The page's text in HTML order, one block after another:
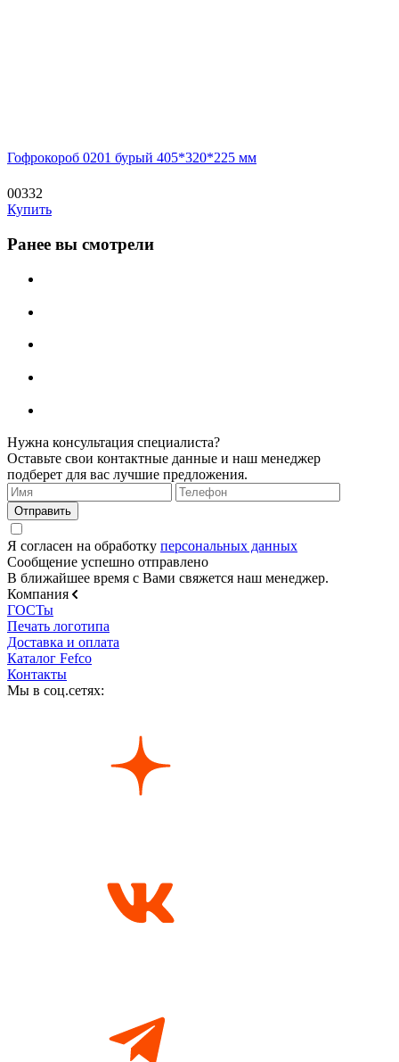
Гофрокороб 0201 бурый 405*320*225 мм
00332
Купить
Ранее вы смотрели
Нужна консультация специалиста?
Оставьте свои контактные данные и наш менеджер
подберет для вас лучшие предложения.
Я согласен на обработку персональных данных
Сообщение успешно отправлено
В ближайшее время с Вами свяжется наш менеджер.
Компания
ГОСТы
Печать логотипа
Доставка и оплата
Каталог Fefco
Контакты
Мы в соц.сетях: